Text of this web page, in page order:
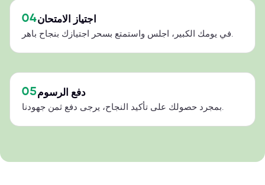
04اجتياز الامتحان
في يومك الكبير، اجلس واستمتع بسحر اجتيازك بنجاح باهر.
05دفع الرسوم
بمجرد حصولك على تأكيد النجاح، يرجى دفع ثمن جهودنا.